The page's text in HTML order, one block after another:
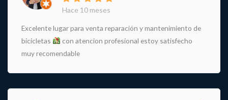
Hace 10 meses
Excelente lugar para venta reparación y mantenimiento de
bicicletas
con atencion profesional estoy satisfecho
muy recomendable